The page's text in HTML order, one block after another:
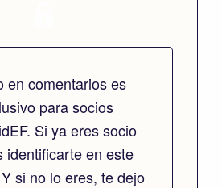
en comentarios es
para socios
Si ya eres socio
identificarte en este
si no lo eres, te dejo